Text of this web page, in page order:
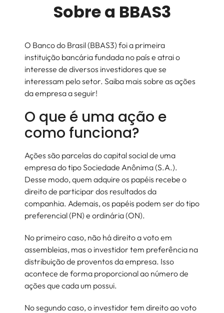
Sobre a BBAS3
O Banco do Brasil (BBAS3) foi a primeira
instituição bancária fundada no país e atrai o
interesse de diversos investidores que se
interessam pelo setor. Saiba mais sobre as ações
da empresa a seguir!
O que é uma ação e
como funciona?
Ações são parcelas do capital social de uma
empresa do tipo Sociedade Anônima (S.A.).
Desse modo, quem adquire os papéis recebe o
direito de participar dos resultados da
companhia. Ademais, os papéis podem ser do tipo
preferencial (PN) e ordinária (ON).
No primeiro caso, não há direito a voto em
assembleias, mas o investidor tem preferência na
distribuição de proventos da empresa. Isso
acontece de forma proporcional ao número de
ações que cada um possui.
No segundo caso, o investidor tem direito ao voto